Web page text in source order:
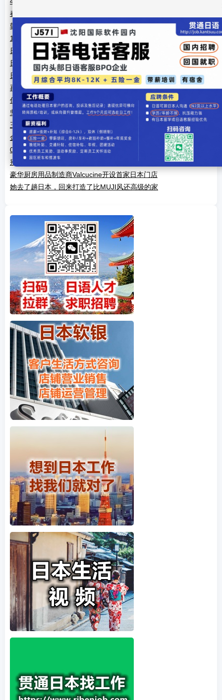
春季实用穿搭：博主Guiyong的日常chic风搭配
韩国元气少女的实用冬季服饰搭配look
18套适合小个子女生的实用冬装搭配
日本小姐姐公开日式房子内部照 里面处处都是小心机
日本普通人家的厨卫设计 这些人性化细节太贴心
日本人的小户型的5种套路,值得我们学习借鉴
再一次服了！日本太太，就是“收纳”的代名词
你和日本主妇之间，就差这7种收纳神器
坚决不做吊顶 极致收纳，这个有想法的姑娘一点不输日本收纳女
王
金牌厨柜谈日本妈妈的收纳大招，让家里空间大一倍！
0.1㎡都不浪费,关于收纳你要学学变态日本主妇的3大法则!
别拿家小当借口 日本收纳达人教你如何收拾家
豪华厨房用品制造商Valcucine开设首家日本门店
她去了趟日本，回来打造了比MUJI风还高级的家